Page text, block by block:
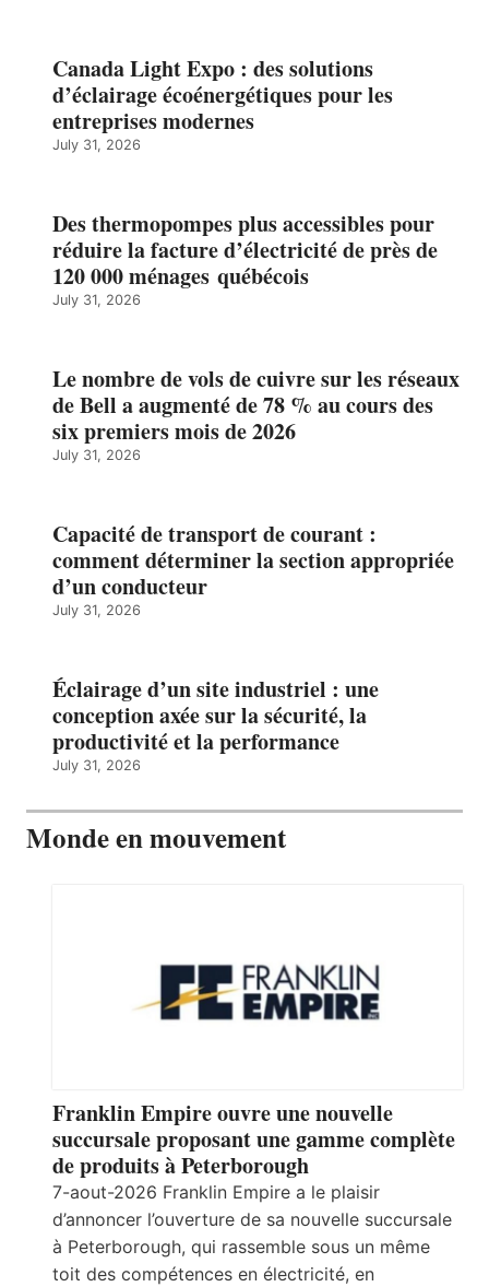
Canada Light Expo : des solutions
d’éclairage écoénergétiques pour les
entreprises modernes
July 31, 2026
Des thermopompes plus accessibles pour
réduire la facture d’électricité de près de
120 000 ménages québécois
July 31, 2026
Le nombre de vols de cuivre sur les réseaux
de Bell a augmenté de 78 % au cours des
six premiers mois de 2026
July 31, 2026
Capacité de transport de courant :
comment déterminer la section appropriée
d’un conducteur
July 31, 2026
Éclairage d’un site industriel : une
conception axée sur la sécurité, la
productivité et la performance
July 31, 2026
Monde en mouvement
Franklin Empire ouvre une nouvelle
succursale proposant une gamme complète
de produits à Peterborough
7-aout-2026 Franklin Empire a le plaisir
d’annoncer l’ouverture de sa nouvelle succursale
à Peterborough, qui rassemble sous un même
toit des compétences en électricité, en